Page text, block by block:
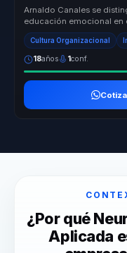
Arnaldo Canales se
educación emocional en
enfoque único...
Cultura Organizacional
18años 1conf.
¿Por qué
Aplicada